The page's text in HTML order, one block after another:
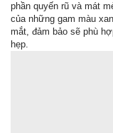
phần quyến rũ và mát
của những gam màu
mắt, đảm bảo sẽ phù
hẹp.